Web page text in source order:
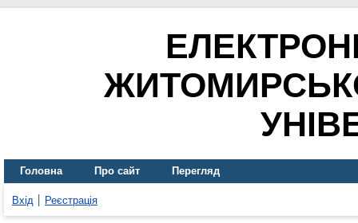
Головна Про сайт Перегляд
Вхід Реєстрація